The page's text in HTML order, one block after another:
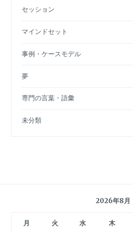
セッション
マインドセット
事例・ケースモデル
夢
専門の言葉・語彙
未分類
2026年8月
月 火 水 木